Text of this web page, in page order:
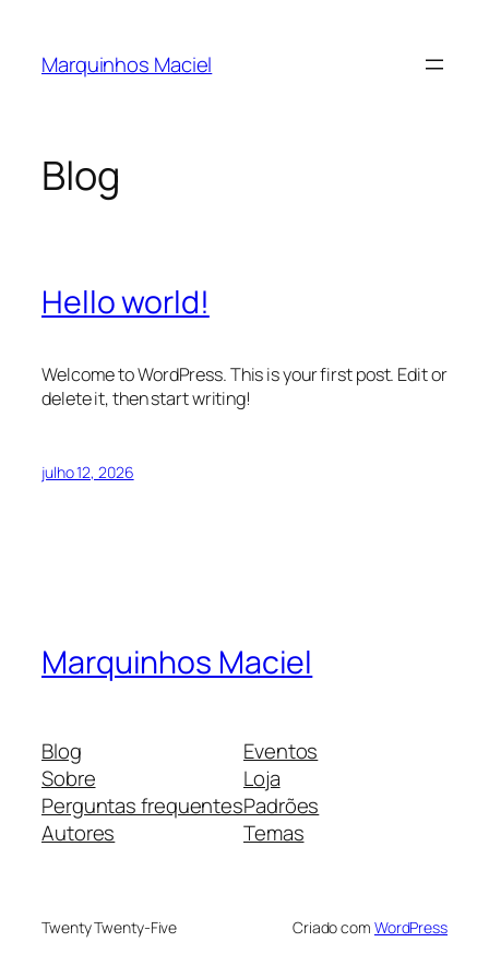
Marquinhos Maciel
Blog
Hello world!
Welcome to WordPress. This is your first post. Edit or
delete it, then start writing!
julho 12, 2026
Marquinhos Maciel
Blog
Sobre
Perguntas frequentes
Autores
Eventos
Loja
Padrões
Temas
Twenty Twenty-Five Criado com WordPress